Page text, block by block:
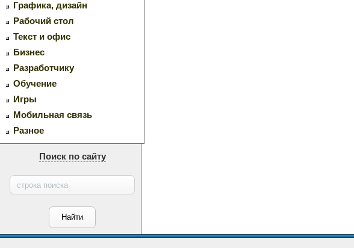
Графика, дизайн
Рабочий стол
Текст и офис
Бизнес
Разработчику
Обучение
Игры
Мобильная связь
Разное
Поиск по сайту